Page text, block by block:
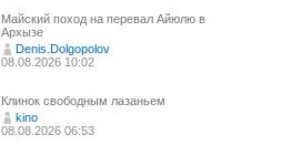
Майский поход на перевал Айюлю в
Архызе
Denis.Dolgopolov
08.08.2026 10:02
Клинок свободным лазаньем
kino
08.08.2026 06:53